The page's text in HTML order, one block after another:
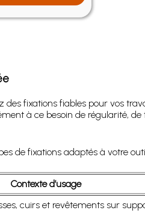
fixations fiables pour vos
à ce besoin de régularité, de
de fixations adaptés à votre
Contexte d’usage
cuirs et revêtements sur